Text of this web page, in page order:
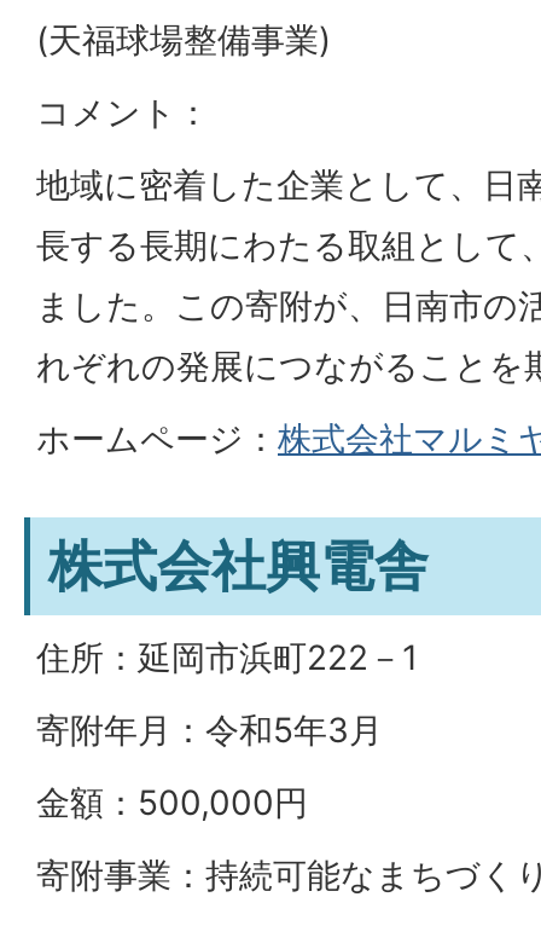
(天福球場整備事業)
コメント：
地域に密着した企業として、日
長する長期にわたる取組として
ました。この寄附が、日南市の
れぞれの発展につながることを
ホームページ： 株式会社マルミ
株式会社興電舎
住所：延岡市浜町222－1
寄附年月：令和5年3月
金額：500,000円
寄附事業：持続可能なまちづく